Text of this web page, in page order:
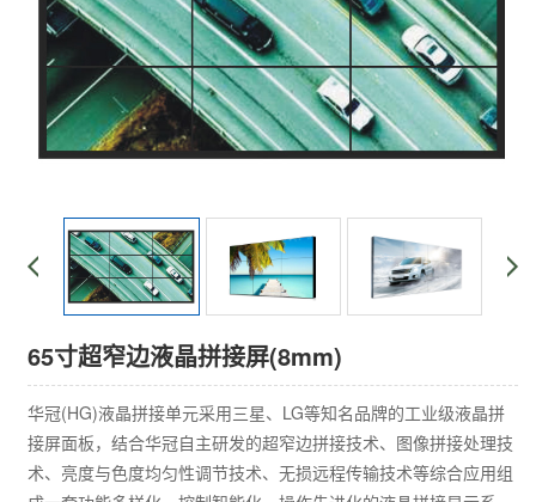
65寸超窄边液晶拼接屏(8mm)
华冠(HG)液晶拼接单元采用三星、LG等知名品牌的工业级液晶拼
接屏面板，结合华冠自主研发的超窄边拼接技术、图像拼接处理技
术、亮度与色度均匀性调节技术、无损远程传输技术等综合应用组